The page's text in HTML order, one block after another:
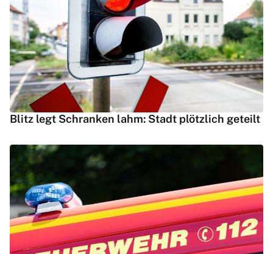
Blitz legt Schranken lahm: Stadt plötzlich geteilt